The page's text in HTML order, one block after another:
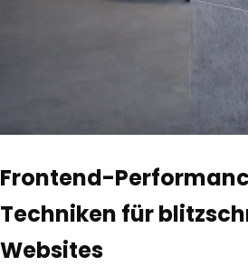
Frontend-
Techniken für
Websites